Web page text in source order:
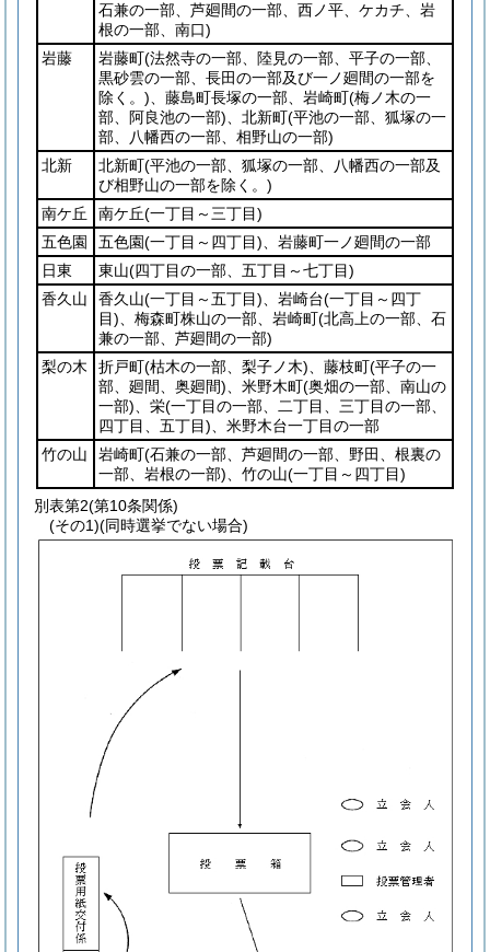
石兼の一部、芦廻間の一部、西ノ平、ケカチ、岩
根の一部、南口)
岩藤
岩藤町(法然寺の一部、陸見の一部、平子の一部、
黒砂雲の一部、長田の一部及び一ノ廻間の一部を
除く。) 、藤島町長塚の一部、岩崎町(梅ノ木の一
部、阿良池の一部) 、北新町(平池の一部、狐塚の一
部、八幡西の一部、相野山の一部)
北新
北新町(平池の一部、狐塚の一部、八幡西の一部及
び相野山の一部を除く。)
南ケ丘
南ケ丘(一丁目～三丁目)
五色園
五色園(一丁目～四丁目) 、岩藤町一ノ廻間の一部
日東
東山(四丁目の一部、五丁目～七丁目)
香久山
香久山(一丁目～五丁目) 、岩崎台(一丁目～四丁
目) 、梅森町株山の一部、岩崎町(北高上の一部、石
兼の一部、芦廻間の一部)
梨の木
折戸町(枯木の一部、梨子ノ木) 、藤枝町(平子の一
部、廻間、奥廻間) 、米野木町(奥畑の一部、南山の
一部) 、栄(一丁目の一部、二丁目、三丁目の一部、
四丁目、五丁目) 、米野木台一丁目の一部
竹の山
岩崎町(石兼の一部、芦廻間の一部、野田、根裏の
一部、岩根の一部) 、竹の山(一丁目～四丁目)
別表第2(第10条関係)
(その1)(同時選挙でない場合)